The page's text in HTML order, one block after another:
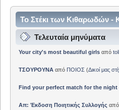
Το Στέκι των Κιθαρωδών -
Τελευταία μηνύματα
Your city's most beautiful girlsαπό
ΤΣΟΥΡΟΥΝΑαπό ΠΟΙΟΣ (Δικοί μας
Find your perfect match for the night
Απ: Έκδοση Ποιητικής Συλλογής από